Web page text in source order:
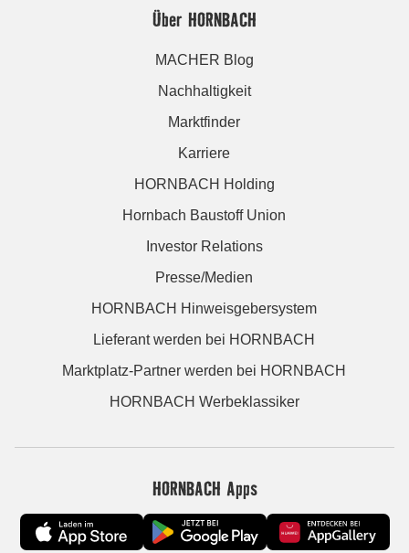
Über HORNBACH
MACHER Blog
Nachhaltigkeit
Marktfinder
Karriere
HORNBACH Holding
Hornbach Baustoff Union
Investor Relations
Presse/Medien
HORNBACH Hinweisgebersystem
Lieferant werden bei HORNBACH
Marktplatz-Partner werden bei HORNBACH
HORNBACH Werbeklassiker
HORNBACH Apps